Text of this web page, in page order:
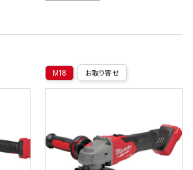
M18 お取り寄せ